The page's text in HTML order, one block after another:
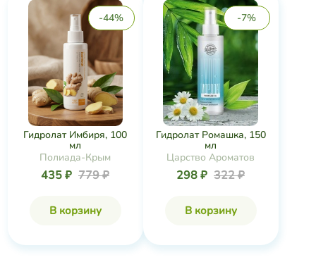
-44%
Гидролат Имбиря, 100
мл
Полиада-Крым
435 ₽ 779 ₽
В корзину
-7%
Гидролат Ромашка, 150
мл
Царство Ароматов
298 ₽ 322 ₽
В корзину